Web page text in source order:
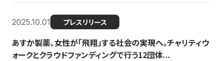
2025.10.01 プレスリリース
あすか製薬、女性が「飛翔」する社会の実現へ。チャリティウ
ォークとクラウドファンディングで行う12団体...